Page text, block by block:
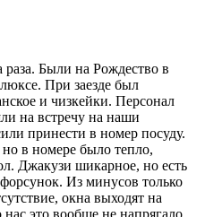
Были на Рождество в
При заезде был
и чизкейки. Персонал
на встречу на наши
принести в номер посуду.
в номере было тепло,
Джакузи шикарное, но есть
Из минусов только
окна выходят на
это вообще не напрягало.